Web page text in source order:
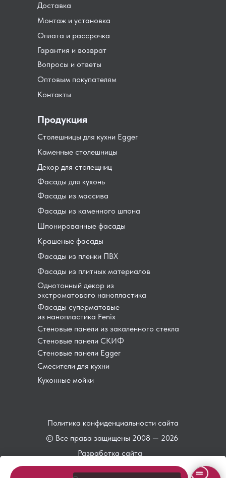
© Все права защищены 2008 — 2026
Политика конфиденциальности сайта
Разработка сайта
Стеновые панели из закаленного стекла
Гарантия и возврат
Монтаж и установка
Доставка
Оплата и рассрочка
Оптовым покупателям
Контакты
Вопросы и ответы
Фасады для кухонь
Каменные столешницы
Столешницы для кухни Egger
Декор для столещниц
Шпонированные фасады
Фасады из массива
Фасады из каменного шпона
Крашеные фасады
Фасады из пленки ПВХ
Фасады из плитных материалов
Однотонный декор из
экстроматового нанопластика
Фасады суперматовые
из нанопластика Fenix
Стеновые панели СКИФ
Стеновые панели Egger
Кухонные мойки
Продукция
Смесители для кухни